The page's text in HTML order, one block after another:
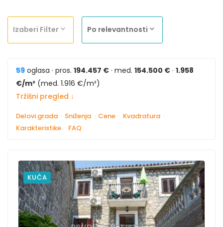
Izaberi Filter Po relevantnosti
59 oglasa · pros. 194.457 € · med. 154.500 € · 1.958
€/m² (med. 1.916 €/m²)
Tržišni pregled ↓
Delovi grada · Sniženja · Cene · Kvadratura ·
Karakteristike · FAQ
KUĆA